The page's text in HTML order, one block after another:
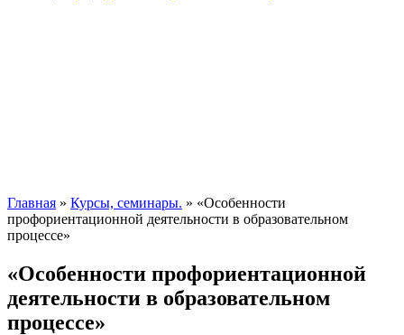
Главная » Курсы, семинары. » «Особенности
профориентационной деятельности в образовательном
процессе»
«Особенности профориентационной
деятельности в образовательном
процессе»